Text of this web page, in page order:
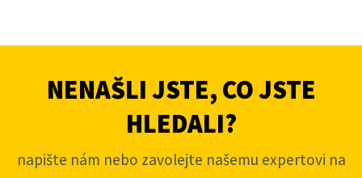
NENAŠLI JSTE, CO JSTE
HLEDALI?
napište nám nebo zavolejte našemu expertovi na